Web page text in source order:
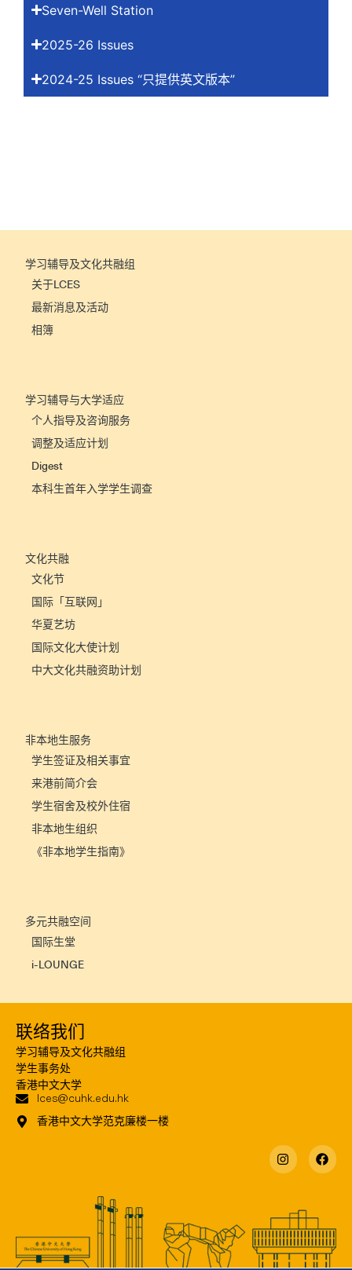
Seven-Well Station
2025-26 Issues
2024-25 Issues “只提供英文版本”
学习辅导及文化共融组
关于LCES
最新消息及活动
相簿
学习辅导与大学适应
个人指导及咨询服务
调整及适应计划
Digest
本科生首年入学学生调查
文化共融
文化节
国际「互联网」
华夏艺坊
国际文化大使计划
中大文化共融资助计划
非本地生服务
学生签证及相关事宜
来港前简介会
学生宿舍及校外住宿
非本地生组织
《非本地学生指南》
多元共融空间
国际生堂
i-LOUNGE
联络我们
学习辅导及文化共融组
学生事务处
香港中文大学
lces@cuhk.edu.hk
香港中文大学范克廉楼一楼